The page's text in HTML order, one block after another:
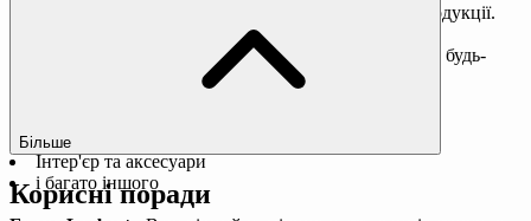
гарантувати покупцям надійність і довговічність продукції.
Leobert: на будь-який смак і потреби
пропонує широкий асортимент продукції на будь-
Садові меблі
Інтер'єр та аксесуари
і багато іншого
Більше
Корисні поради